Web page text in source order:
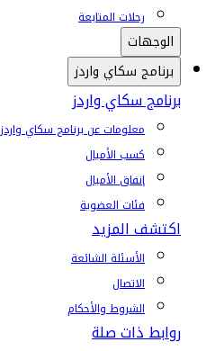
رحلات المتابعة
الوجهات
برنامج سكاي واردز
برنامج سكاي واردز
معلومات عن برنامج سكاي واردز
كسب الأميال
إنفاق الأميال
فئات العضوية
اكتشف المزيد
الأسئلة الشائعة
الاتصال
الشروط والأحكام
روابط ذات صلة